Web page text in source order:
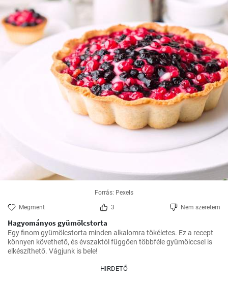
Forrás: Pexels
Megment 3 Nem szeretem
Hagyományos gyümölcstorta
Egy finom gyümölcstorta minden alkalomra tökéletes. Ez a recept
könnyen követhető, és évszaktól függően többféle gyümölccsel is
elkészíthető. Vágjunk is bele!
HIRDETŐ